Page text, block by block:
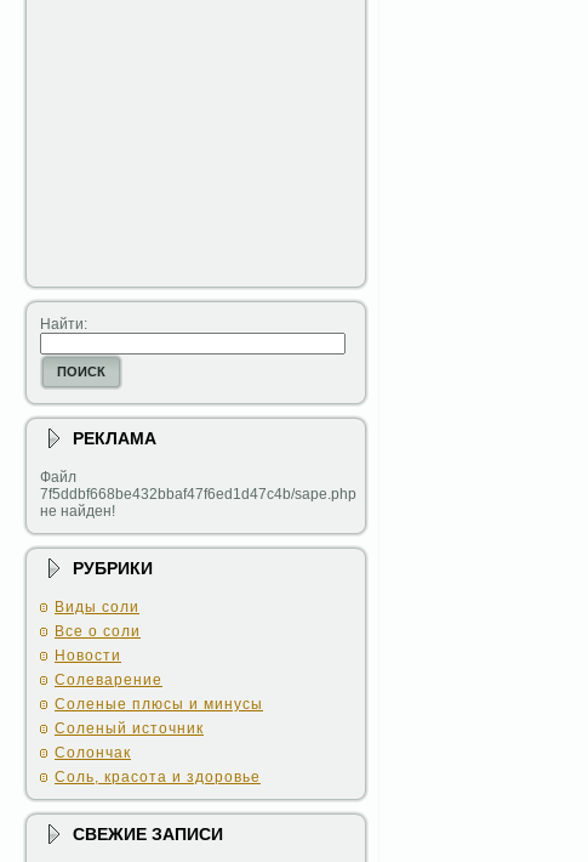
Найти:
ПОИСК
РЕКЛАМА
Файл
7f5ddbf668be432bbaf47f6ed1d47c4b/sape.php
не найден!
РУБРИКИ
Виды соли
Все о соли
Новости
Солеварение
Соленые плюсы и минусы
Соленый источник
Солончак
Соль, красота и здоровье
СВЕЖИЕ ЗАПИСИ